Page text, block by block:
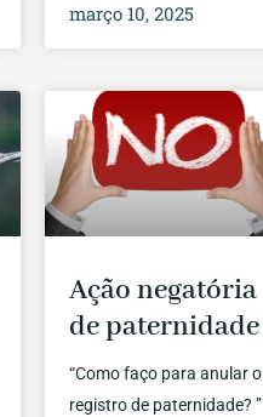
março 10, 2025
Ação negatória
de paternidade
“Como faço para anular o
registro de paternidade? ”